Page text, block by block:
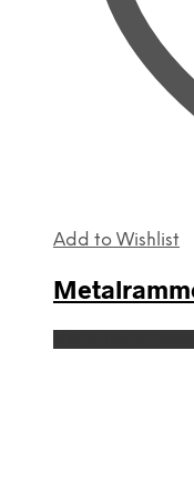
Add to Wishlist